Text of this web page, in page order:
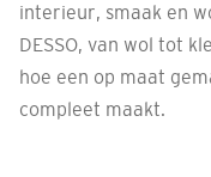
interieur, smaak en
DESSO, van wol tot
hoe een op maat
compleet maakt.